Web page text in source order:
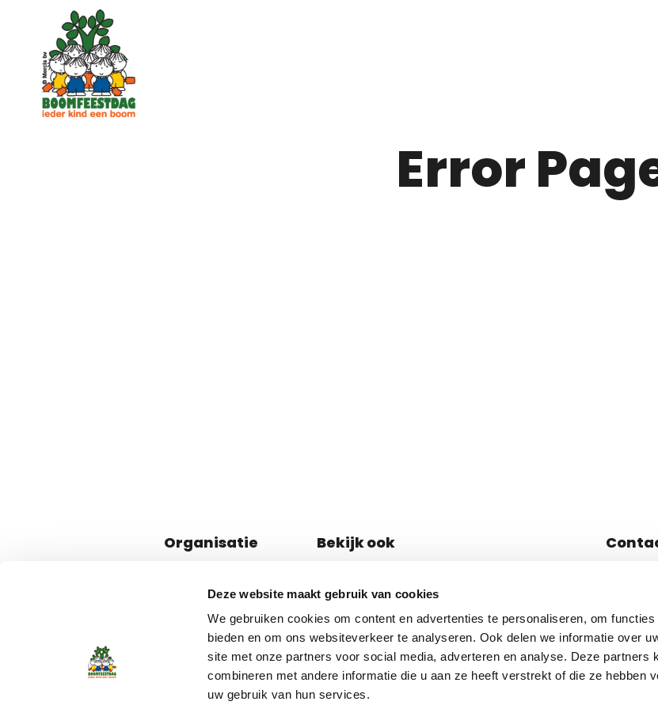
Deze website maakt gebruik van cookies
We gebruiken cookies om content en advertenties te personaliseren, om
bieden en om ons websiteverkeer te analyseren. Ook delen we informatie over
site met onze partners voor social media, adverteren en analyse. Deze partners
combineren met andere informatie die u aan ze heeft verstrekt of die ze hebben
uw gebruik van hun services.
Error
Organisatie
Inloggen
Pers en communicatie
De stichting
Bekijk ook
Levensbomenbos
5038 JL
013-